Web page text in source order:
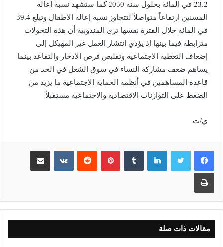
23.2 في المائة بحلول سنة 2050 كما ستشهد نسبة إعالة
المسنين ارتفاعاً متواصلاً لتتجاوز نسبة إعالة الأطفال وتبلغ 39.4
في المائة خلال الفترة نفسها ترى المندوبية أن هذه التحولات
مترابطة فيما بينها إذ يؤدي انتشار العمل غير المهيكل إلى
إضعاف التغطية الاجتماعية وتقليص فرص الادخار والتقاعد بينما
يساهم ضعف مشاركة النساء في سوق الشغل في الحد من
قاعدة المساهمين في أنظمة الحماية الاجتماعية ما يزيد من
الضغط على التوازنات الاقتصادية والاجتماعية مستقبلاً
ي/ت
لينكدإن بينتيريست مشاركة عبر البريد
طباعة
مقالات ذات صلة